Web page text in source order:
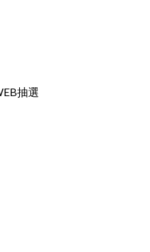
抽選